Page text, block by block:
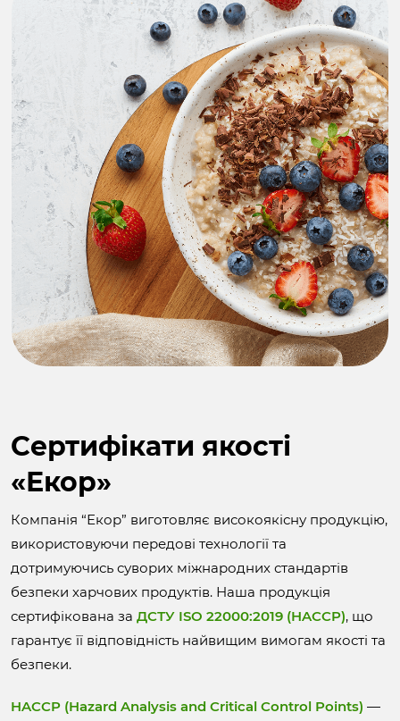
Cертифікати якості
«Екор»
Компанія “Екор” виготовляє високоякісну продукцію,
використовуючи передові технології та
дотримуючись суворих міжнародних стандартів
безпеки харчових продуктів. Наша продукція
сертифікована за ДСТУ ISO 22000:2019 (HACCP), що
гарантує її відповідність найвищим вимогам якості та
безпеки.
HACCP (Hazard Analysis and Critical Control Points) —